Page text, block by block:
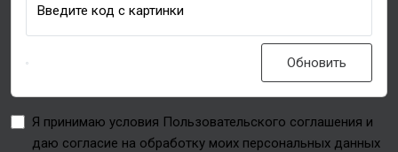
Введите код с картинки
Обновить
Я принимаю условия Пользовательского соглашения и
даю согласие на обработку моих персональных данных